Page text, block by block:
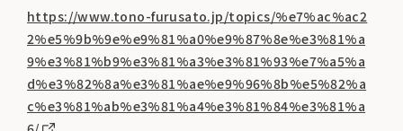
https://www.tono-furusato.jp/topics/%e7%ac%ac2
2%e5%9b%9e%e9%81%a0%e9%87%8e%e3%81%a
9%e3%81%b9%e3%81%a3%e3%81%93%e7%a5%a
d%e3%82%8a%e3%81%ae%e9%96%8b%e5%82%a
c%e3%81%ab%e3%81%a4%e3%81%84%e3%81%a